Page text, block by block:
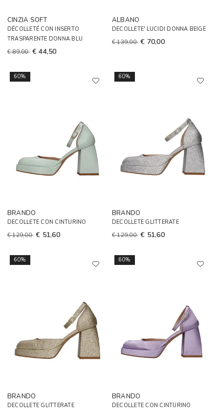
CINZIA SOFT
DÉCOLLETÉ CON INSERTO
TRASPARENTE DONNA BLU
€ 89,00 € 44,50
ALBANO
DECOLLETE' LUCIDI DONNA BEIGE
€ 139,00 € 70,00
60%
BRANDO
DECOLLETE CON CINTURINO
€ 129,00 € 51,60
60%
BRANDO
DECOLLETE GLITTERATE
€ 129,00 € 51,60
60%
BRANDO
DECOLLETE GLITTERATE
60%
BRANDO
DECOLLETE CON CINTURINO